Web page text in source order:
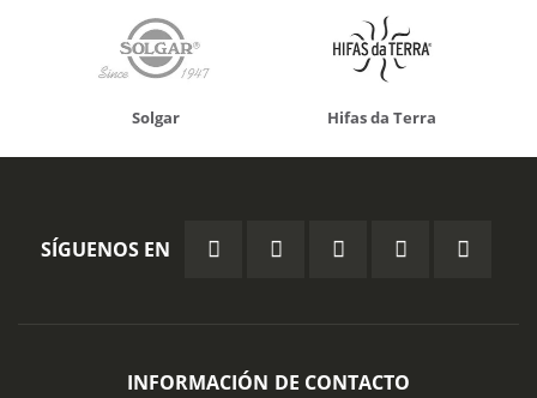
Solgar Hifas da Terra
SÍGUENOS EN
INFORMACIÓN DE CONTACTO